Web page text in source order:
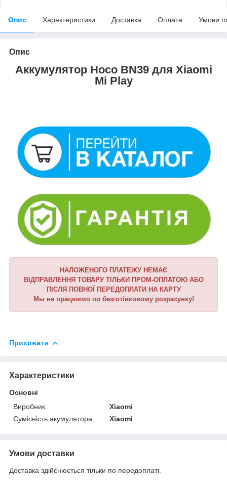
Опис Характеристики Доставка Оплата Умови
Опис
Аккумулятор Hoco BN39 для Xiaomi
Mi Play
НАЛОЖЕНОГО ПЛАТЕЖУ НЕМАЄ
ВІДПРАВЛЕННЯ ТОВАРУ ТІЛЬКИ ПРОМ-ОПЛАТОЮ АБО
ПІСЛЯ ПОВНОЇ ПЕРЕДОПЛАТИ НА КАРТУ
Мы не працюємо по безготівковому розрахунку!
Приховати
Характеристики
Основні
Виробник
Xiaomi
Сумісність акумулятора
Xiaomi
Умови доставки
Доставка здійснюється тільки по передоплаті.